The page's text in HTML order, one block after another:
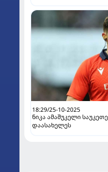
18:29/25-10-2025
ნიკა ამაშუკელი
დაასახელეს